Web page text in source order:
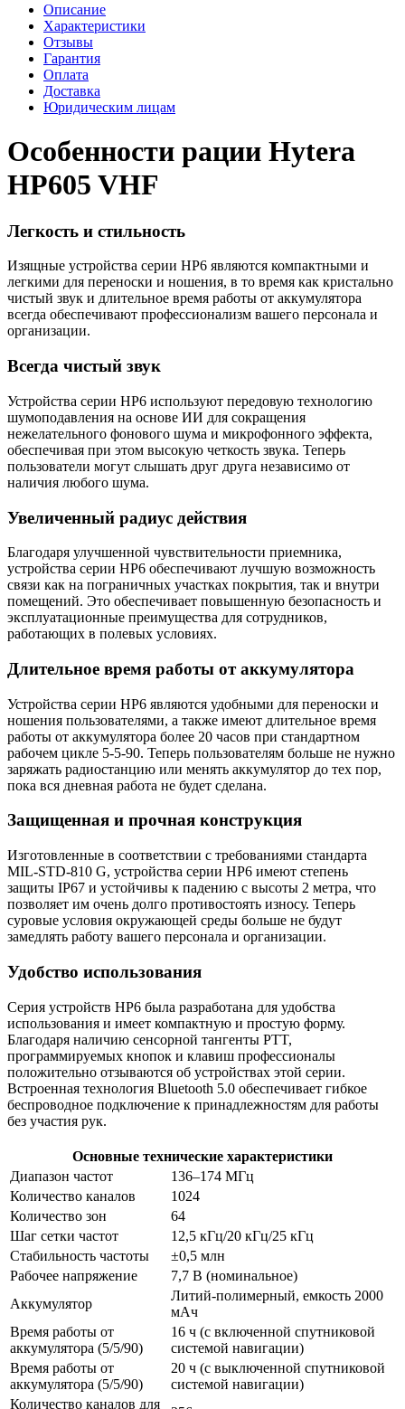
Описание
Характеристики
Отзывы
Гарантия
Оплата
Доставка
Юридическим лицам
Особенности рации Hytera
HP605 VHF
Легкость и стильность
Изящные устройства серии HP6 являются компактными и
легкими для переноски и ношения, в то время как кристально
чистый звук и длительное время работы от аккумулятора
всегда обеспечивают профессионализм вашего персонала и
организации.
Всегда чистый звук
Устройства серии HP6 используют передовую технологию
шумоподавления на основе ИИ для сокращения
нежелательного фонового шума и микрофонного эффекта,
обеспечивая при этом высокую четкость звука. Теперь
пользователи могут слышать друг друга независимо от
наличия любого шума.
Увеличенный радиус действия
Благодаря улучшенной чувствительности приемника,
устройства серии HP6 обеспечивают лучшую возможность
связи как на пограничных участках покрытия, так и внутри
помещений. Это обеспечивает повышенную безопасность и
эксплуатационные преимущества для сотрудников,
работающих в полевых условиях.
Длительное время работы от аккумулятора
Устройства серии HP6 являются удобными для переноски и
ношения пользователями, а также имеют длительное время
работы от аккумулятора более 20 часов при стандартном
рабочем цикле 5-5-90. Теперь пользователям больше не нужно
заряжать радиостанцию или менять аккумулятор до тех пор,
пока вся дневная работа не будет сделана.
Защищенная и прочная конструкция
Изготовленные в соответствии с требованиями стандарта
MIL-STD-810 G, устройства серии HP6 имеют степень
защиты IP67 и устойчивы к падению с высоты 2 метра, что
позволяет им очень долго противостоять износу. Теперь
суровые условия окружающей среды больше не будут
замедлять работу вашего персонала и организации.
Удобство использования
Серия устройств HP6 была разработана для удобства
использования и имеет компактную и простую форму.
Благодаря наличию сенсорной тангенты PTT,
программируемых кнопок и клавиш профессионалы
положительно отзываются об устройствах этой серии.
Встроенная технология Bluetooth 5.0 обеспечивает гибкое
беспроводное подключение к принадлежностям для работы
без участия рук.
Основные технические характеристики
Диапазон частот
136–174 МГц
Количество каналов
1024
Количество зон
64
Шаг сетки частот
12,5 кГц/20 кГц/25 кГц
Стабильность частоты
±0,5 млн
Рабочее напряжение
7,7 В (номинальное)
Аккумулятор
Литий-полимерный, емкость 2000
мАч
Время работы от
аккумулятора (5/5/90)
16 ч (с включенной спутниковой
системой навигации)
Время работы от
аккумулятора (5/5/90)
20 ч (с выключенной спутниковой
системой навигации)
Количество каналов для